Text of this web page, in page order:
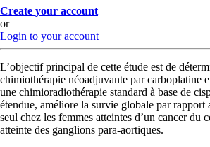
Create your account
or
Login to your account
L’objectif principal de cette étude est de
chimiothérapie néoadjuvante par carboplatine
une chimioradiothérapie standard à base de
étendue, améliore la survie globale par rapport
seul chez les femmes atteintes d’un cancer du
atteinte des ganglions para-aortiques.